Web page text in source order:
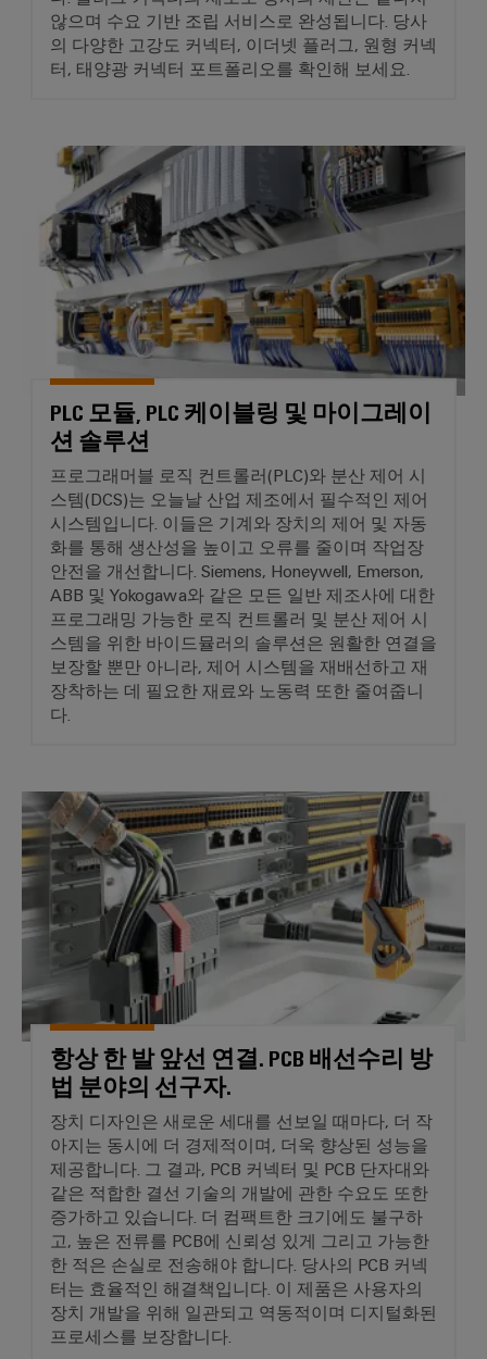
정
성
및
안
수
처
리
및
폐
수
처
리
자
원
및
폐
수
산
업
을
위
한
솔
루
션
풍
력
지
풍
력
에
너
지
운
영
의
수
성
업
용
프
산
업
용
조
명
배
전
반
인
프
라
어
셈
블
리
서
비
립
단
자
대
레
일
정
및
설
치
외
함
맞
춤
형
케
이
블
않으며 수요 기반 조립 서비스로 완성됩니다. 당사
의 다양한 고강도 커넥터, 이더넷 플러그, 원형 커넥
터, 태양광 커넥터 포트폴리오를 확인해 보세요.
PLC 모듈, PLC 케이블링 및 마
PLC 모듈, PLC 케이블링 및 마이그레이
션 솔루션
프로그래머블 로직 컨트롤러(PLC)와 분산 제어 시
스템(DCS)는 오늘날 산업 제조에서 필수적인 제어
시스템입니다. 이들은 기계와 장치의 제어 및 자동
화를 통해 생산성을 높이고 오류를 줄이며 작업장
안전을 개선합니다. Siemens, Honeywell, Emerson,
ABB 및 Yokogawa와 같은 모든 일반 제조사에 대한
프로그래밍 가능한 로직 컨트롤러 및 분산 제어 시
스템을 위한 바이드뮬러의 솔루션은 원활한 연결을
보장할 뿐만 아니라, 제어 시스템을 재배선하고 재
장착하는 데 필요한 재료와 노동력 또한 줄여줍니
다.
항상 한 발 앞선 연결. PCB 배
항상 한 발 앞선 연결. PCB 배선수리 방
법 분야의 선구자.
장치 디자인은 새로운 세대를 선보일 때마다, 더 작
아지는 동시에 더 경제적이며, 더욱 향상된 성능을
제공합니다. 그 결과, PCB 커넥터 및 PCB 단자대와
같은 적합한 결선 기술의 개발에 관한 수요도 또한
증가하고 있습니다. 더 컴팩트한 크기에도 불구하
고, 높은 전류를 PCB에 신뢰성 있게 그리고 가능한
한 적은 손실로 전송해야 합니다. 당사의 PCB 커넥
터는 효율적인 해결책입니다. 이 제품은 사용자의
장치 개발을 위해 일관되고 역동적이며 디지털화된
프로세스를 보장합니다.